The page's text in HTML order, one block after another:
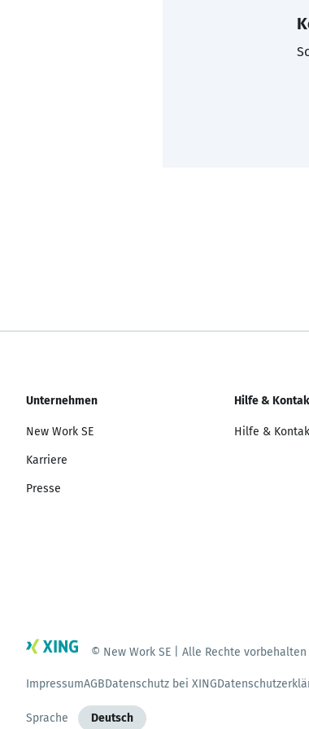
Unternehmen
New Work SE
Karriere
Presse
Hilfe &
Hilfe &
© New Work SE | Alle Rechte vorbehalten
ImpressumAGBDatenschutz bei XING
Sprache Deutsch